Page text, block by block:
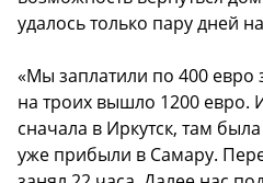
удалось только пару дней
«Мы заплатили по 400 евро
на троих вышло 1200 евро.
сначала в Иркутск, там
уже прибыли в Самару.